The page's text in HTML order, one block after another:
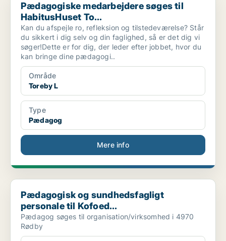
Pædagogiske medarbejdere søges til
HabitusHuset To...
Kan du afspejle ro, refleksion og tilstedeværelse? Står
du sikkert i dig selv og din faglighed, så er det dig vi
søger!Dette er for dig, der leder efter jobbet, hvor du
kan bringe dine pædagogi..
Område
Toreby L
Type
Pædagog
Mere info
Pædagogisk og sundhedsfagligt personale til Kofoed...
Pædagogisk og sundhedsfagligt
personale til Kofoed...
Pædagog søges til organisation/virksomhed i 4970
Rødby